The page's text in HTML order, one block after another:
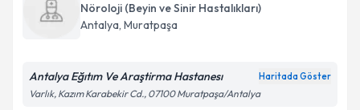
Takvim Talebini Gönder
oluşturun. Size bu uzmandan randevu almanız için bir
takvim hazırlandığında e-posta ile bilgilendireceğiz.
Nöroloji (Beyin ve Sinir Hastalıkları)
Antalya, Muratpaşa
Antalya Eğıtım Ve Araştirma Hastanesı Haritada Göster
Varlık, Kazım Karabekir Cd., 07100 Muratpaşa/Antalya